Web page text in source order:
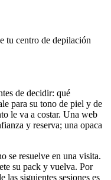
tu centro de depilación
de decidir: qué
para su tono de piel y de
le va a costar. Una web
y reserva; una opaca
se resuelve en una visita.
su pack y vuelva. Por
las siguientes sesiones es